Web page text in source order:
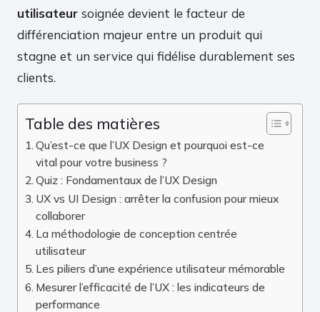
utilisateur soignée devient le facteur de
différenciation majeur entre un produit qui
stagne et un service qui fidélise durablement ses
clients.
Table des matières
Qu’est-ce que l’UX Design et pourquoi est-ce
vital pour votre business ?
Quiz : Fondamentaux de l’UX Design
UX vs UI Design : arrêter la confusion pour mieux
collaborer
La méthodologie de conception centrée
utilisateur
Les piliers d’une expérience utilisateur mémorable
Mesurer l’efficacité de l’UX : les indicateurs de
performance